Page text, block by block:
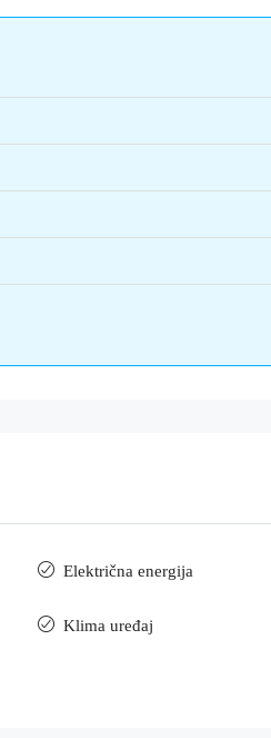
Električna energija
Klima uređaj